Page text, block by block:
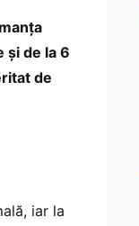
și de la 6
de
iar la